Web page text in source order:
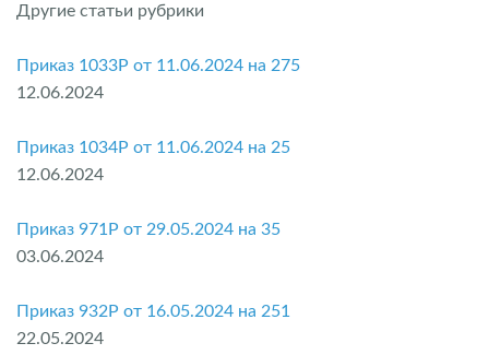
Другие статьи рубрики
Приказ 1033P от 11.06.2024 на 275
12.06.2024
Приказ 1034P от 11.06.2024 на 25
12.06.2024
Приказ 971P от 29.05.2024 на 35
03.06.2024
Приказ 932P от 16.05.2024 на 251
22.05.2024